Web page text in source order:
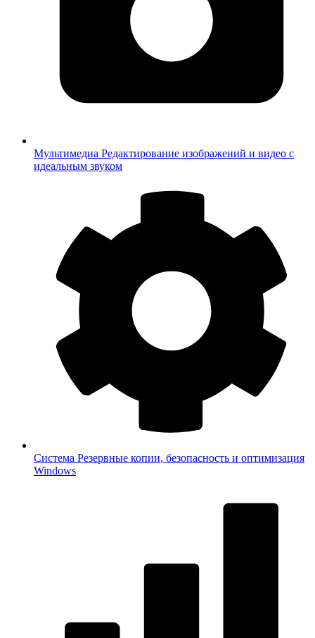
Мультимедиа Редактирование изображений и видео с
идеальным звуком
Система Резервные копии, безопасность и оптимизация
Windows